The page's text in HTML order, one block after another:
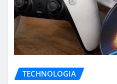
TECHNOLOGIA